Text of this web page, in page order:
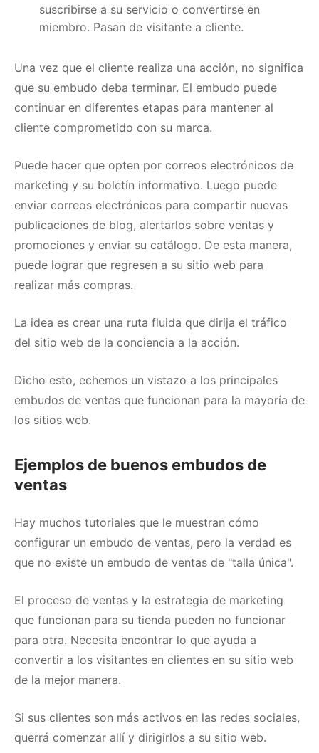
suscribirse a su servicio o convertirse en
miembro. Pasan de visitante a cliente.
Una vez que el cliente realiza una acción, no significa
que su embudo deba terminar. El embudo puede
continuar en diferentes etapas para mantener al
cliente comprometido con su marca.
Puede hacer que opten por correos electrónicos de
marketing y su boletín informativo. Luego puede
enviar correos electrónicos para compartir nuevas
publicaciones de blog, alertarlos sobre ventas y
promociones y enviar su catálogo. De esta manera,
puede lograr que regresen a su sitio web para
realizar más compras.
La idea es crear una ruta fluida que dirija el tráfico
del sitio web de la conciencia a la acción.
Dicho esto, echemos un vistazo a los principales
embudos de ventas que funcionan para la mayoría de
los sitios web.
Ejemplos de buenos embudos de
ventas
Hay muchos tutoriales que le muestran cómo
configurar un embudo de ventas, pero la verdad es
que no existe un embudo de ventas de "talla única".
El proceso de ventas y la estrategia de marketing
que funcionan para su tienda pueden no funcionar
para otra. Necesita encontrar lo que ayuda a
convertir a los visitantes en clientes en su sitio web
de la mejor manera.
Si sus clientes son más activos en las redes sociales,
querrá comenzar allí y dirigirlos a su sitio web.